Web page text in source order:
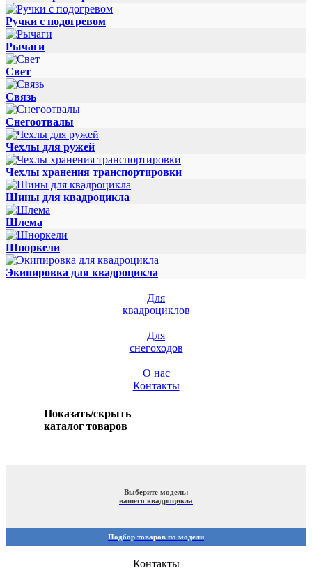
Ручки с подогревом
Рычаги
Свет
Связь
Снегоотвалы
Чехлы для ружей
Чехлы хранения транспортировки
Шины для квадроцикла
Шлема
Шноркели
Экипировка для квадроцикла
Для
квадроциклов
Для
снегоходов
О нас
Контакты
Показать/скрыть
каталог товаров
Выберите модель:
вашего квадроцикла
Подбор товаров по модели
Контакты